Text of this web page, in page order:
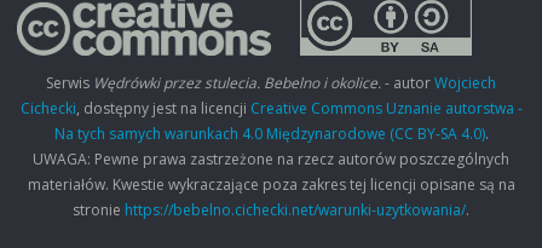
Serwis Wędrówki przez stulecia. Bebelno i okolice.- autorWojciech
Cichecki, dostępny jest na licencji Creative Commons Uznanie autorstwa -
Na tych samych warunkach 4.0 Międzynarodowe (CC BY-SA 4.0).
UWAGA: Pewne prawa zastrzeżone na rzecz autorów poszczególnych
materiałów. Kwestie wykraczające poza zakres tej licencji opisane są na
stronie https://bebelno.cichecki.net/warunki-uzytkowania/.